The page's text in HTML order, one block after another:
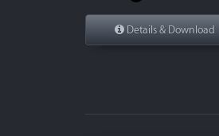
Details & Download